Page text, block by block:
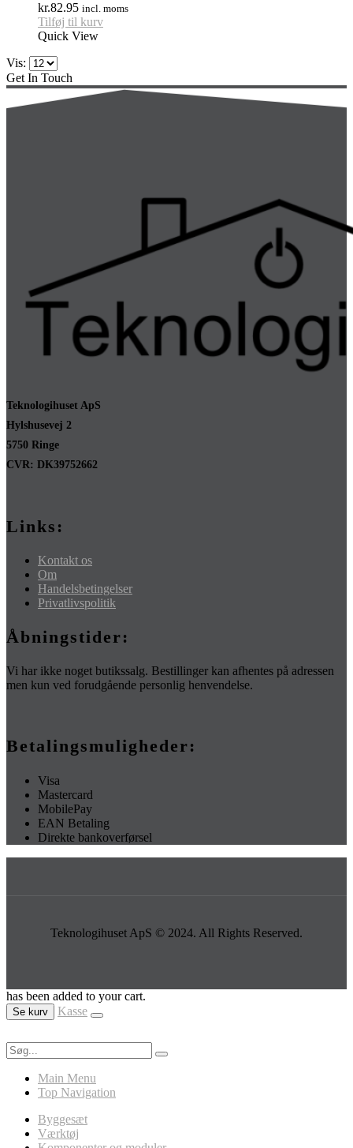
kr.82.95 incl. moms
Tilføj til kurv
Quick View
Vis:
Get In Touch
Teknologihuset ApS
Hylshusevej 2
5750 Ringe
CVR: DK39752662
Links:
Kontakt os
Om
Handelsbetingelser
Privatlivspolitik
Åbningstider:
Vi har ikke noget butikssalg. Bestillinger kan afhentes på adressen
men kun ved forudgående personlig henvendelse.
Betalingsmuligheder:
Visa
Mastercard
MobilePay
EAN Betaling
Direkte bankoverførsel
Teknologihuset ApS © 2024. All Rights Reserved.
has been added to your cart.
Se kurv Kasse
Main Menu
Top Navigation
Byggesæt
Værktøj